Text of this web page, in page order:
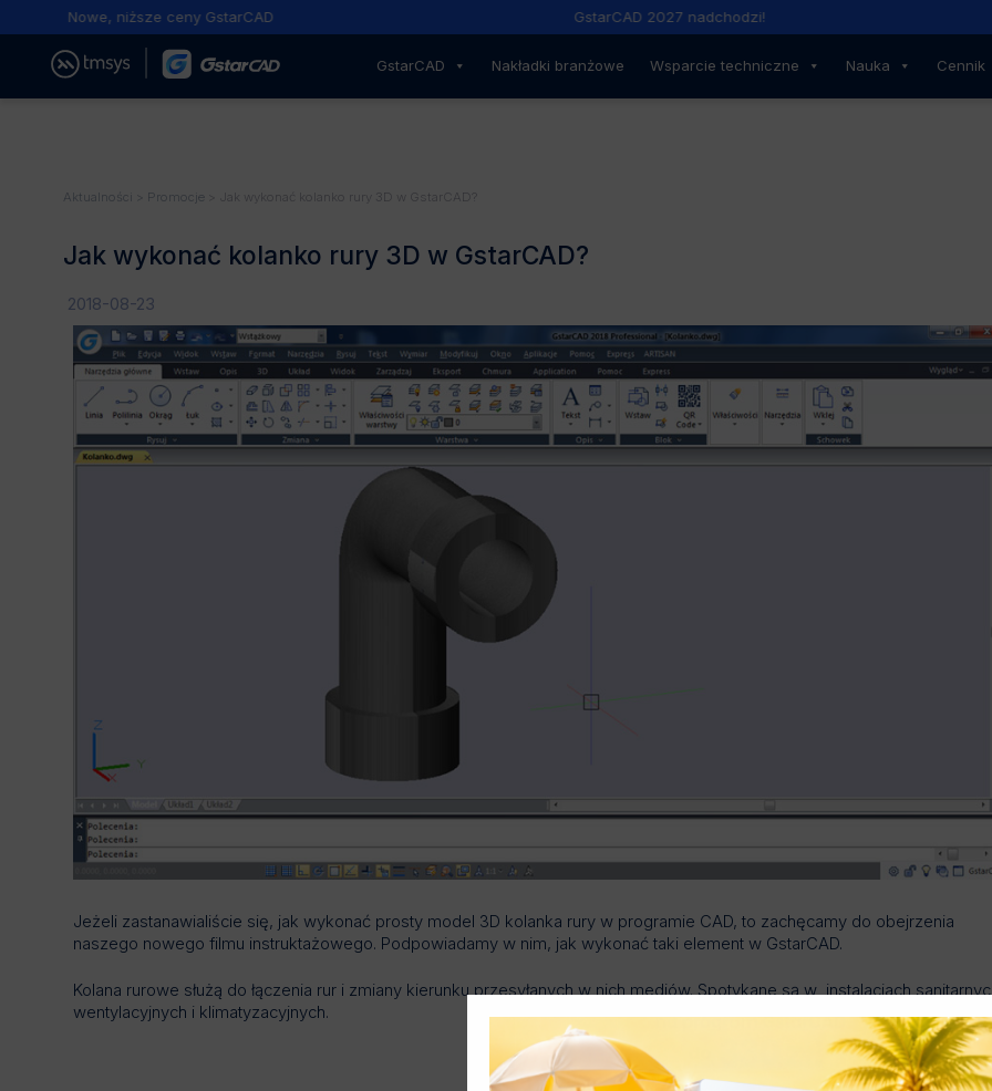
Nowe, niższe ceny GstarCAD GstarCAD 2027 nadchodzi!
GstarCAD Nakładki branżowe Wsparcie techniczne Nauka Cennik
Aktualności Promocje > Jak wykonać kolanko rury 3D w GstarCAD?
Jak wykonać kolanko rury 3D w GstarCAD?
2018-08-23
Jeżeli zastanawialiście się, jak wykonać prosty model 3D kolanka rury w programie CAD, to zachęcamy do obejrzenia
naszego nowego filmu instruktażowego. Podpowiadamy w nim, jak wykonać taki element w GstarCAD.
Kolana rurowe służą do łączenia rur i zmiany kierunku przesyłanych w nich mediów. Spotykane są w instalacjach
wentylacyjnych i klimatyzacyjnych.